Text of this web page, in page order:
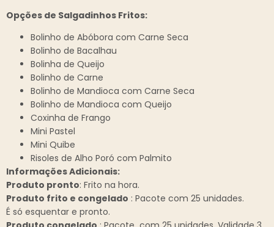
Opções de Salgadinhos Fritos:
Bolinho de Abóbora com Carne Seca
Bolinho de Bacalhau
Bolinha de Queijo
Bolinho de Carne
Bolinho de Mandioca com Carne Seca
Bolinho de Mandioca com Queijo
Coxinha de Frango
Mini Pastel
Mini Quibe
Risoles de Alho Poró com Palmito
Informações Adicionais:
Produto pronto: Frito na hora.
Produto frito e congelado : Pacote com 25 unidades.
É só esquentar e pronto.